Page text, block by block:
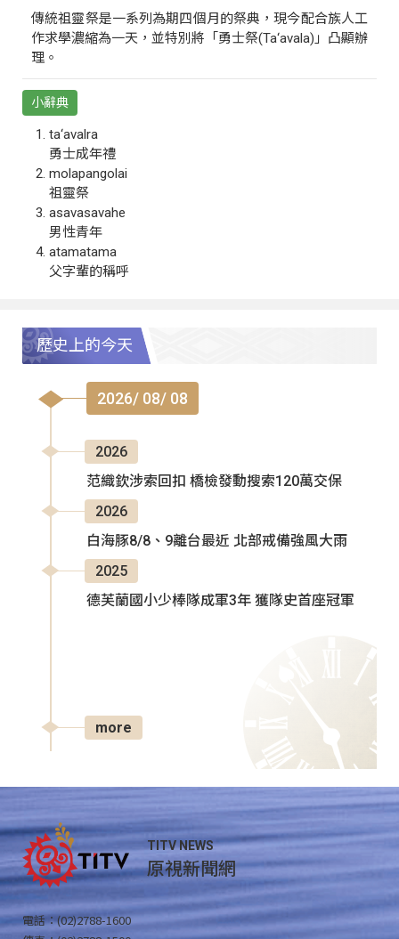
傳統祖靈祭是一系列為期四個月的祭典，現今配合族人工
作求學濃縮為一天，並特別將「勇士祭(Ta‘avala)」凸顯辦
理。
小辭典
ta‘avalra
勇士成年禮
molapangolai
祖靈祭
asavasavahe
男性青年
atamatama
父字輩的稱呼
歷史上的今天
2026/ 08/ 08
2026
范織欽涉索回扣 橋檢發動搜索120萬交保
2026
白海豚8/8、9離台最近 北部戒備強風大雨
2025
德芙蘭國小少棒隊成軍3年 獲隊史首座冠軍
more
TITV NEWS
原視新聞網
電話：(02)2788-1600